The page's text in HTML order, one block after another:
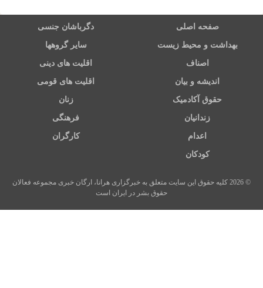
صفحه اصلی دگرباشان جنسی
بهداشت و محیط زیست سایر گروهها
اصناف اقلیت های دینی
اندیشه و بیان اقلیت های قومی
حقوق آکادمیک زنان
زندانیان فرهنگی
اعدام کارگران
کودکان
© 2026 کلیه حقوق این سایت متعلق به خبرگزاری هرانا، ارگان خبری مجموعه فعالان
حقوق بشر در ایران است